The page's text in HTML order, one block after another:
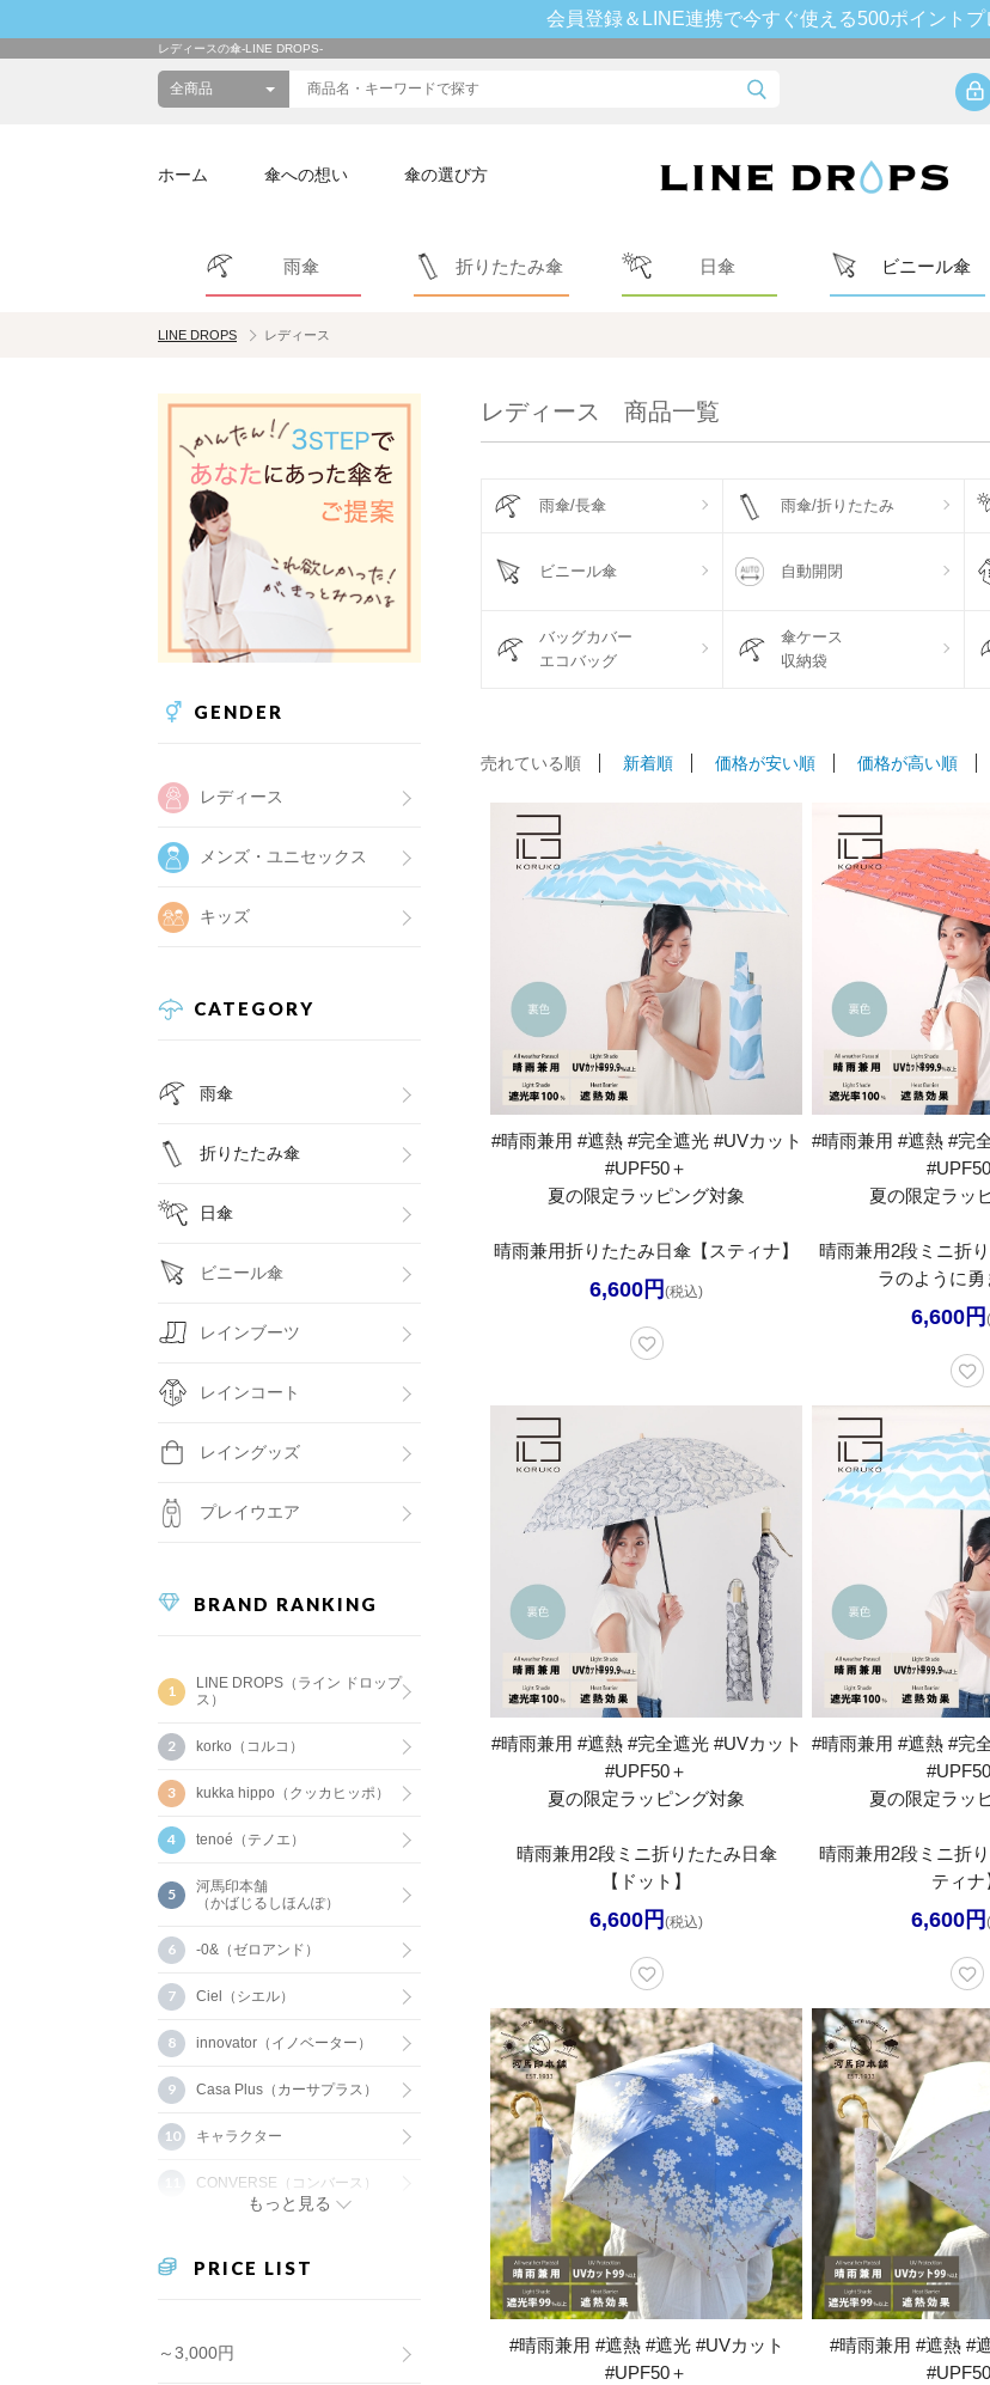
会員登録＆LINE連携で今すぐ使える500ポイントプ
レディースの傘-LINE DROPS-
ホーム 傘への想い 傘の選び方
雨傘 折りたたみ傘 日傘 ビニール傘
LINE DROPS レディース
GENDER
レディース
メンズ・ユニセックス
キッズ
CATEGORY
雨傘
折りたたみ傘
日傘
ビニール傘
レインブーツ
レインコート
レイングッズ
プレイウエア
BRAND RANKING
LINE DROPS（ライン ドロップ
ス）
korko（コルコ）
kukka hippo（クッカヒッポ）
tenoé（テノエ）
河馬印本舗
（かばじるしほんぽ）
-0&（ゼロアンド）
Ciel（シエル）
innovator（イノベーター）
Casa Plus（カーサプラス）
キャラクター
CONVERSE（コンバース）
もっと見る
PRICE LIST
～3,000円
レディース 商品一覧
雨傘/長傘 雨傘/折りたたみ
ビニール傘 自動開閉
バッグカバー
エコバッグ
傘ケース
収納袋
売れている順 新着順 価格が安い順 価格が高い順
#晴雨兼用 #遮熱 #完全遮光 #UVカット
#UPF50＋
夏の限定ラッピング対象
晴雨兼用折りたたみ日傘【スティナ】
6,600円 (税込)
#晴雨兼用 #遮熱 #完
夏の限定ラッ
晴雨兼用2段ミニ折
ラのように勇
6,600円
#晴雨兼用 #遮熱 #完全遮光 #UVカット
#UPF50＋
夏の限定ラッピング対象
晴雨兼用2段ミニ折りたたみ日傘
【ドット】
6,600円 (税込)
#晴雨兼用 #遮熱 #完
夏の限定ラッ
晴雨兼用2段ミニ折
ティナ
6,600円
#晴雨兼用 #遮熱 #遮光 #UVカット
#UPF50＋
#晴雨兼用 #遮熱 #